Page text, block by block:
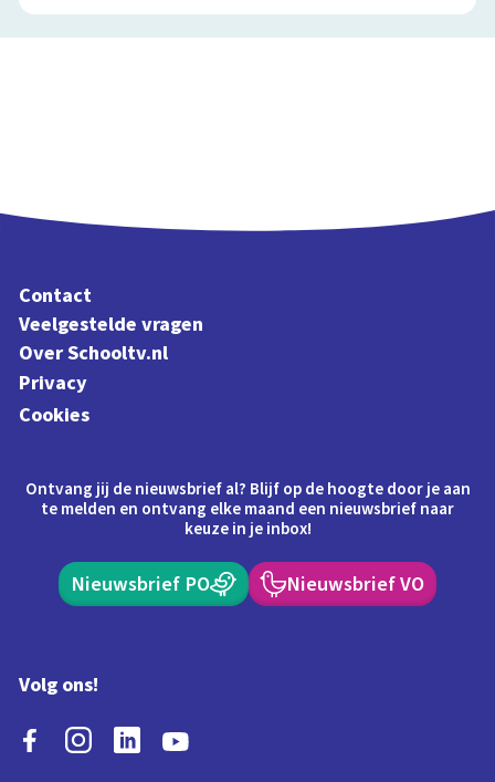
Contact
Veelgestelde vragen
Over Schooltv.nl
Privacy
Cookies
Ontvang jij de nieuwsbrief al? Blijf op de hoogte door je aan
te melden en ontvang elke maand een nieuwsbrief naar
keuze in je inbox!
Nieuwsbrief PO Nieuwsbrief VO
Volg ons!